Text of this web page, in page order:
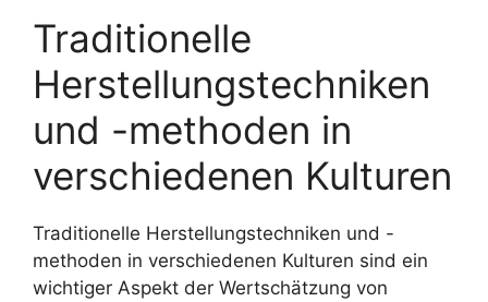
Traditionelle
Herstellungstechniken
und -methoden in
verschiedenen Kulturen
Traditionelle Herstellungstechniken und -
methoden in verschiedenen Kulturen sind ein
wichtiger Aspekt der Wertschätzung von